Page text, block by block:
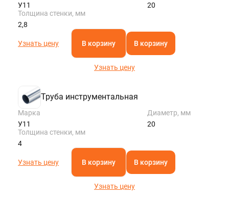
У11
20
Толщина стенки, мм
2,8
Узнать цену В корзину В корзину
Узнать цену
Труба инструментальная
Марка
У11
Диаметр, мм
20
Толщина стенки, мм
4
Узнать цену В корзину В корзину
Узнать цену